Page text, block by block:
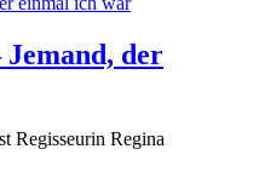
der
Regisseurin Regina